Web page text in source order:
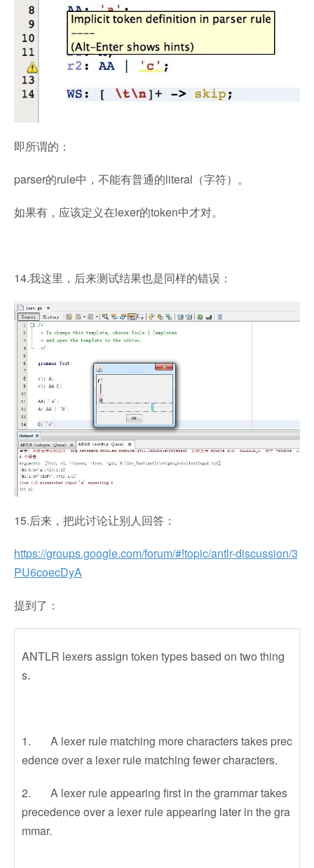
即所谓的：
parser的rule中，不能有普通的literal（字符）。
如果有，应该定义在lexer的token中才对。
14.我这里，后来测试结果也是同样的错误：
15.后来，把此讨论让别人回答：
https://groups.google.com/forum/#!topic/antlr-discussion/3
PU6coecDyA
提到了：
ANTLR lexers assign token types based on two thing
s.
1. A lexer rule matching more characters takes prec
edence over a lexer rule matching fewer characters.
2. A lexer rule appearing first in the grammar takes
precedence over a lexer rule appearing later in the gra
mmar.